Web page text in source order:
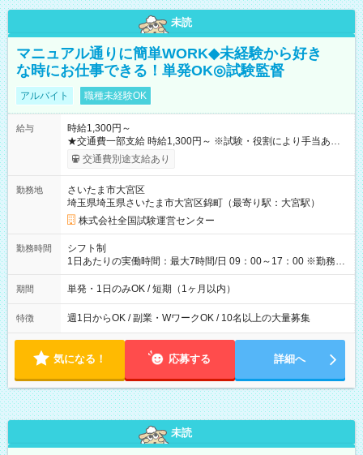
未読
マニュアル通りに簡単WORK◆未経験から好き
な時にお仕事できる！単発OK◎試験監督
アルバイト 職種未経験OK
給与
時給1,300円～
★交通費一部支給 時給1,300円～ ※試験・役割により手当あり
※勤務回数により昇給あり 【即給（前払い）オプションあ
り！】 希望される場合、勤務から1週間ほどで給与の一部を受け
例】 ・河合塾模擬試験 8:30～17:30（休憩1時間） 時給1,300円
×8時間＝日収10,400円＋交通費 ※当日の役割により時給＋100
円の場合あり ・国家試験 7:00～13:30（休憩なし） 時給1,300
円（役割手当＋100円）×6時間＝日収8,400円＋交通費 【試用期
間】試用期間なし
交通費別途支給あり
勤務地
さいたま市大宮区
埼玉県埼玉県さいたま市大宮区錦町（最寄り駅：大宮駅）
株式会社全国試験運営センター
勤務時間
シフト制
1日あたりの実働時間：最大7時間/日 09：00～17：00 ※勤務時
間は 試験により異なります。
期間 単発・1日のみOK / 短期（1ヶ月以内）
特徴 週1日からOK / 副業・WワークOK / 10名以上の大量募集
気になる！ 応募する 詳細へ
未読